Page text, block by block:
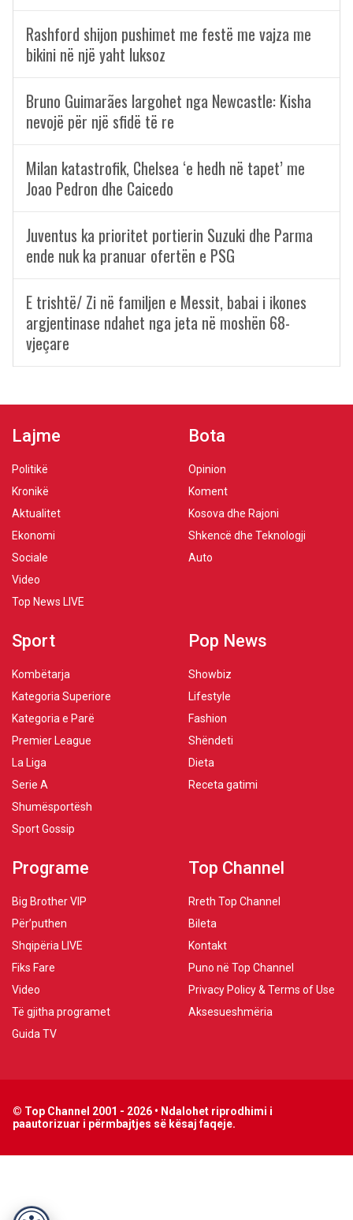
Rashford shijon pushimet me festë me vajza me
bikini në një yaht luksoz
Bruno Guimarães largohet nga Newcastle: Kisha
nevojë për një sfidë të re
Milan katastrofik, Chelsea ‘e hedh në tapet’ me
Joao Pedron dhe Caicedo
Juventus ka prioritet portierin Suzuki dhe Parma
ende nuk ka pranuar ofertën e PSG
E trishtë/ Zi në familjen e Messit, babai i ikones
argjentinase ndahet nga jeta në moshën 68-
vjeçare
Lajme
Politikë
Kronikë
Aktualitet
Ekonomi
Sociale
Video
Top News LIVE
Bota
Opinion
Koment
Kosova dhe Rajoni
Shkencë dhe Teknologji
Auto
Sport
Kombëtarja
Kategoria Superiore
Kategoria e Parë
Premier League
La Liga
Serie A
Shumësportësh
Sport Gossip
Pop News
Showbiz
Lifestyle
Fashion
Shëndeti
Dieta
Receta gatimi
Programe
Big Brother VIP
Për’puthen
Shqipëria LIVE
Fiks Fare
Video
Të gjitha programet
Guida TV
Top Channel
Rreth Top Channel
Bileta
Kontakt
Puno në Top Channel
Privacy Policy & Terms of Use
Aksesueshmëria
© Top Channel 2001 - 2026 • Ndalohet riprodhimi i
paautorizuar i përmbajtjes së kësaj faqeje.